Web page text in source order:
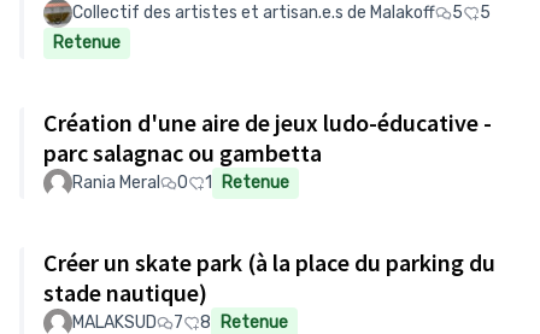
Collectif des artistes et artisan.e.s de Malakoff 5
5
Retenue
Création d'une aire de jeux ludo-éducative -
parc salagnac ou gambetta
Rania Meral 0 1 Retenue
Créer un skate park (à la place du parking du
stade nautique)
MALAKSUD 7 8 Retenue